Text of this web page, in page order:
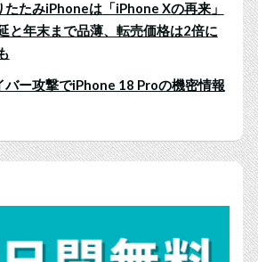
たたみiPhoneは「iPhone Xの再来」
と年末まで品薄、転売価格は2倍に
バー攻撃でiPhone 18 Proの機密情報